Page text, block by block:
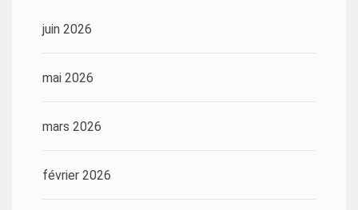
juin 2026
mai 2026
mars 2026
février 2026